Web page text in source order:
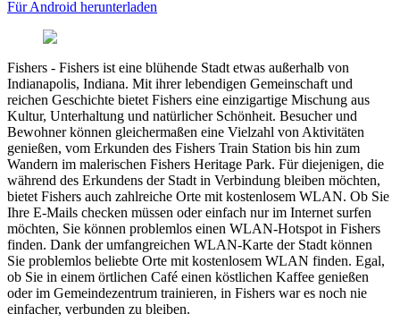
Für Android herunterladen
Fishers - Fishers ist eine blühende Stadt etwas außerhalb von
Indianapolis, Indiana. Mit ihrer lebendigen Gemeinschaft und
reichen Geschichte bietet Fishers eine einzigartige Mischung aus
Kultur, Unterhaltung und natürlicher Schönheit. Besucher und
Bewohner können gleichermaßen eine Vielzahl von Aktivitäten
genießen, vom Erkunden des Fishers Train Station bis hin zum
Wandern im malerischen Fishers Heritage Park. Für diejenigen, die
während des Erkundens der Stadt in Verbindung bleiben möchten,
bietet Fishers auch zahlreiche Orte mit kostenlosem WLAN. Ob Sie
Ihre E-Mails checken müssen oder einfach nur im Internet surfen
möchten, Sie können problemlos einen WLAN-Hotspot in Fishers
finden. Dank der umfangreichen WLAN-Karte der Stadt können
Sie problemlos beliebte Orte mit kostenlosem WLAN finden. Egal,
ob Sie in einem örtlichen Café einen köstlichen Kaffee genießen
oder im Gemeindezentrum trainieren, in Fishers war es noch nie
einfacher, verbunden zu bleiben.